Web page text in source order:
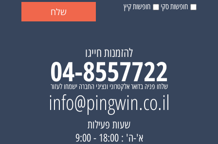
חופשות סקי חופשות קיץ
להזמנות חייגו
04-8557722
שלחו פניה בדואר אלקטרוני ונציגי החברה ישמחו לעזור
info@pingwin.co.il
שעות פעילות
א'-ה' : 18:00 - 9:00